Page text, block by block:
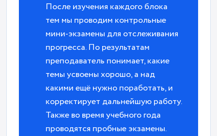
После изучения каждого блока
тем мы проводим контрольные
мини-экзамены для отслеживания
прогресса. По результатам
преподаватель понимает, какие
темы усвоены хорошо, а над
какими ещё нужно поработать, и
корректирует дальнейшую работу.
Также во время учебного года
проводятся пробные экзамены.